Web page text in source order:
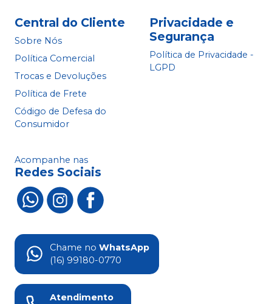
Central do Cliente
Sobre Nós
Política Comercial
Trocas e Devoluções
Política de Frete
Código de Defesa do
Consumidor
Privacidade e
Segurança
Política de Privacidade -
LGPD
Acompanhe nas
Redes Sociais
Chame no WhatsApp
(16) 99180-0770
Atendimento